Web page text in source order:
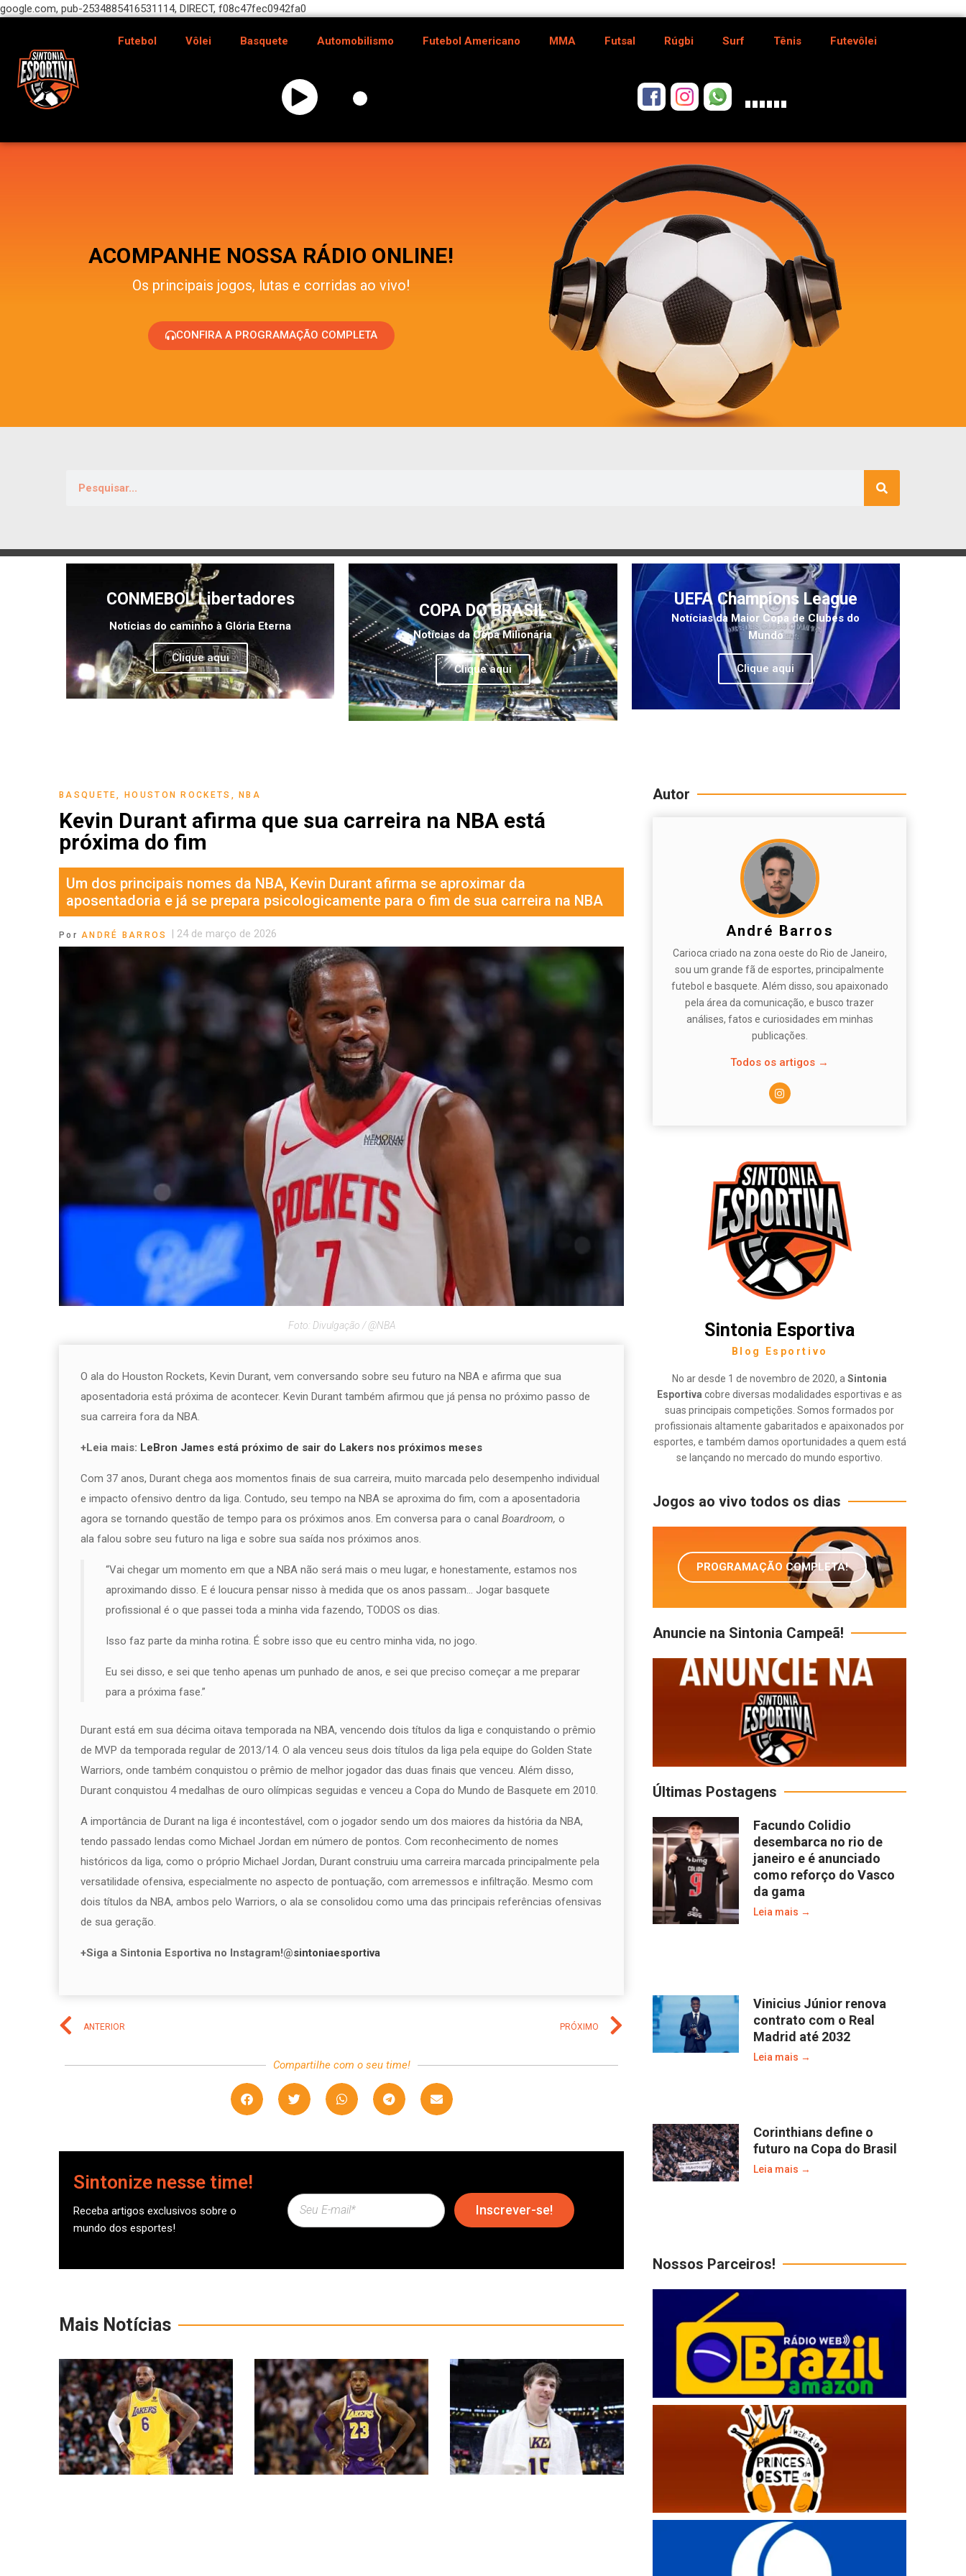
google.com, pub-2534885416531114, DIRECT, f08c47fec0942fa0
Futebol Vôlei Basquete Automobilismo Futebol Americano MMA Futsal Rúgbi Surf Tênis Futevôlei
ACOMPANHE NOSSA RÁDIO ONLINE!
Os principais jogos, lutas e corridas ao vivo!
CONFIRA A PROGRAMAÇÃO COMPLETA
CONMEBOL Libertadores
Notícias do caminho à Glória Eterna
Clique aqui
COPA DO BRASIL
Notícias da Copa Milionária
Clique aqui
UEFA Champions League
Notícias da Maior Copa de Clubes do
Mundo
Clique aqui
BASQUETE, HOUSTON ROCKETS , NBA
Kevin Durant afirma que sua carreira na NBA está
próxima do fim
Um dos principais nomes da NBA, Kevin Durant afirma se aproximar da
aposentadoria e já se prepara psicologicamente para o fim de sua carreira na NBA
Por ANDRÉ BARROS | 24 de março de 2026
Foto: Divulgação / @NBA
O ala do Houston Rockets, Kevin Durant, vem conversando sobre seu futuro na NBA e afirma que sua
aposentadoria está próxima de acontecer. Kevin Durant também afirmou que já pensa no próximo passo de
sua carreira fora da NBA.
+Leia mais: LeBron James está próximo de sair do Lakers nos próximos meses
Com 37 anos, Durant chega aos momentos finais de sua carreira, muito marcada pelo desempenho individual
e impacto ofensivo dentro da liga. Contudo, seu tempo na NBA se aproxima do fim, com a aposentadoria
agora se tornando questão de tempo para os próximos anos. Em conversa para o canal Boardroom, o
ala falou sobre seu futuro na liga e sobre sua saída nos próximos anos.
“Vai chegar um momento em que a NBA não será mais o meu lugar, e honestamente, estamos nos
aproximando disso. E é loucura pensar nisso à medida que os anos passam… Jogar basquete
profissional é o que passei toda a minha vida fazendo, TODOS os dias.
Isso faz parte da minha rotina. É sobre isso que eu centro minha vida, no jogo.
Eu sei disso, e sei que tenho apenas um punhado de anos, e sei que preciso começar a me preparar
para a próxima fase.”
Durant está em sua décima oitava temporada na NBA, vencendo dois títulos da liga e conquistando o prêmio
de MVP da temporada regular de 2013/14. O ala venceu seus dois títulos da liga pela equipe do Golden State
Warriors, onde também conquistou o prêmio de melhor jogador das duas finais que venceu. Além disso,
Durant conquistou 4 medalhas de ouro olímpicas seguidas e venceu a Copa do Mundo de Basquete em 2010.
A importância de Durant na liga é incontestável, com o jogador sendo um dos maiores da história da NBA,
tendo passado lendas como Michael Jordan em número de pontos. Com reconhecimento de nomes
históricos da liga, como o próprio Michael Jordan, Durant construiu uma carreira marcada principalmente pela
versatilidade ofensiva, especialmente no aspecto de pontuação, com arremessos e infiltração. Mesmo com
dois títulos da NBA, ambos pelo Warriors, o ala se consolidou como uma das principais referências ofensivas
de sua geração.
+Siga a Sintonia Esportiva no Instagram!@sintoniaesportiva
ANTERIOR PRÓXIMO
Compartilhe com o seu time!
Sintonize nesse time!
Receba artigos exclusivos sobre o
mundo dos esportes!
Inscrever-se!
Mais Notícias
Autor
André Barros
Carioca criado na zona oeste do Rio de Janeiro,
sou um grande fã de esportes, principalmente
futebol e basquete. Além disso, sou apaixonado
pela área da comunicação, e busco trazer
análises, fatos e curiosidades em minhas
publicações.
Todos os artigos →
Sintonia Esportiva
Blog Esportivo
No ar desde 1 de novembro de 2020, aSintonia
Esportiva cobre diversas modalidades esportivas e as
suas principais competições. Somos formados por
profissionais altamente gabaritados e apaixonados por
esportes, e também damos oportunidades a quem está
se lançando no mercado do mundo esportivo.
Jogos ao vivo todos os dias
PROGRAMAÇÃO COMPLETA!
Anuncie na Sintonia Campeã!
Últimas Postagens
Facundo Colidio
desembarca no rio de
janeiro e é anunciado
como reforço do Vasco
da gama
Leia mais →
Vinicius Júnior renova
contrato com o Real
Madrid até 2032
Leia mais →
Corinthians define o
futuro na Copa do Brasil
Leia mais →
Nossos Parceiros!